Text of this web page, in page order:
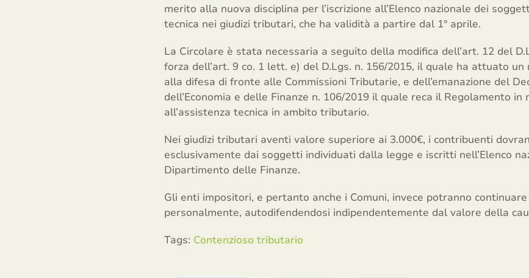
merito alla nuova disciplina per l’iscrizione all’Elenco nazionale dei
tecnica nei giudizi tributari, che ha validità a partire dal 1° aprile.
La Circolare è stata necessaria a seguito della modifica dell’art. 12 del
forza dell’art. 9 co. 1 lett. e) del D.Lgs. n. 156/2015, il quale ha attuato
alla difesa di fronte alle Commissioni Tributarie, e dell’emanazione del
dell’Economia e delle Finanze n. 106/2019 il quale reca il Regolamento
all’assistenza tecnica in ambito tributario.
Nei giudizi tributari aventi valore superiore ai 3.000€, i contribuenti
esclusivamente dai soggetti individuati dalla legge e iscritti nell’Elenco
Dipartimento delle Finanze.
Gli enti impositori, e pertanto anche i Comuni, invece potranno
personalmente, autodifendendosi indipendentemente dal valore della
Tags: Contenzioso tributario